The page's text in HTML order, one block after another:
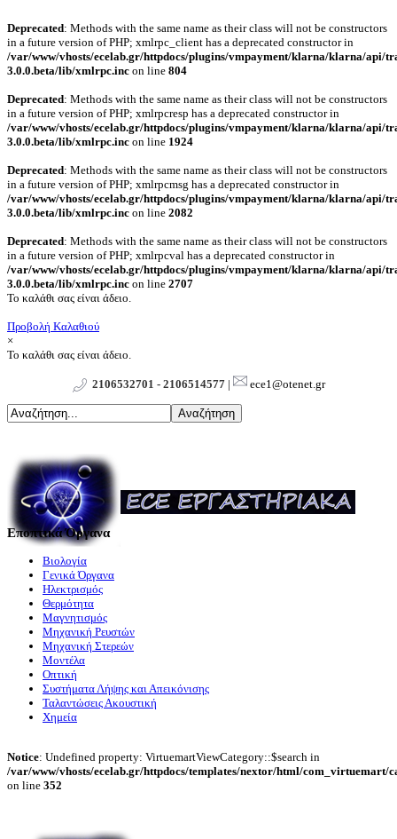
Deprecated: Methods with the same name as their class will not be constructors
in a future version of PHP; xmlrpc_client has a deprecated constructor in
/var/www/vhosts/ecelab.gr/httpdocs/plugins/vmpayment/klarna/klarna/api/
3.0.0.beta/lib/xmlrpc.inc on line 804
Deprecated: Methods with the same name as their class will not be constructors
in a future version of PHP; xmlrpcresp has a deprecated constructor in
/var/www/vhosts/ecelab.gr/httpdocs/plugins/vmpayment/klarna/klarna/api/
3.0.0.beta/lib/xmlrpc.inc on line 1924
Deprecated: Methods with the same name as their class will not be constructors
in a future version of PHP; xmlrpcmsg has a deprecated constructor in
/var/www/vhosts/ecelab.gr/httpdocs/plugins/vmpayment/klarna/klarna/api/
3.0.0.beta/lib/xmlrpc.inc on line 2082
Deprecated: Methods with the same name as their class will not be constructors
in a future version of PHP; xmlrpcval has a deprecated constructor in
/var/www/vhosts/ecelab.gr/httpdocs/plugins/vmpayment/klarna/klarna/api/
3.0.0.beta/lib/xmlrpc.inc on line 2707
Το καλάθι σας είναι άδειο.
Προβολή Καλαθιού
×
Το καλάθι σας είναι άδειο.
2106532701 - 2106514577| ece1@otenet.gr
Εποπτικά Όργανα
Βιολογία
Γενικά Όργανα
Ηλεκτρισμός
Θερμότητα
Μαγνητισμός
Μηχανική Ρευστών
Μηχανική Στερεών
Μοντέλα
Οπτική
Συστήματα Λήψης και Απεικόνισης
Ταλαντώσεις Ακουστική
Χημεία
Notice: Undefined property: VirtuemartViewCategory::$search in
/var/www/vhosts/ecelab.gr/httpdocs/templates/nextor/html/com_virtuemart/
on line 352